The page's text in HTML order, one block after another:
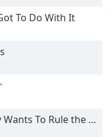
To Do With It
To Rule the World